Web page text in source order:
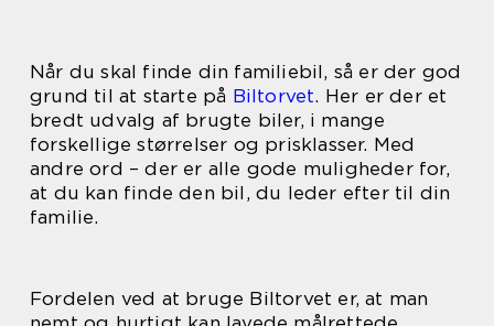
Når du skal finde din familiebil, så er der god
grund til at starte på Biltorvet. Her er der et
bredt udvalg af brugte biler, i mange
forskellige størrelser og prisklasser. Med
andre ord – der er alle gode muligheder for,
at du kan finde den bil, du leder efter til din
familie.
Fordelen ved at bruge Biltorvet er, at man